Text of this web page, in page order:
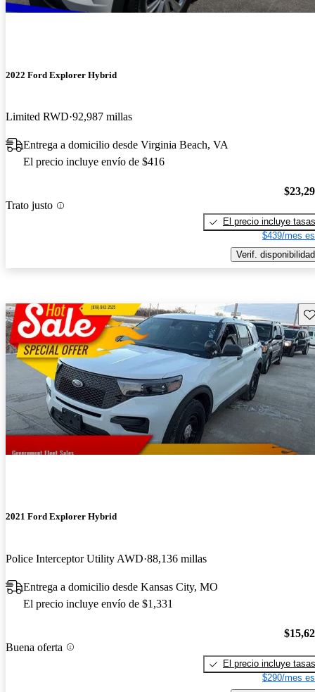
2022 Ford Explorer Hybrid
Limited RWD 92,987 millas
Entrega a domicilio desde Virginia Beach, VA
El precio incluye envío de $416
Trato justo
El precio incluye tasas
$439/mes
Verif. disponibilidad
2021 Ford Explorer Hybrid
Police Interceptor Utility AWD 88,136 millas
Entrega a domicilio desde Kansas City, MO
El precio incluye envío de $1,331
Buena oferta
El precio incluye tasas
$290/mes